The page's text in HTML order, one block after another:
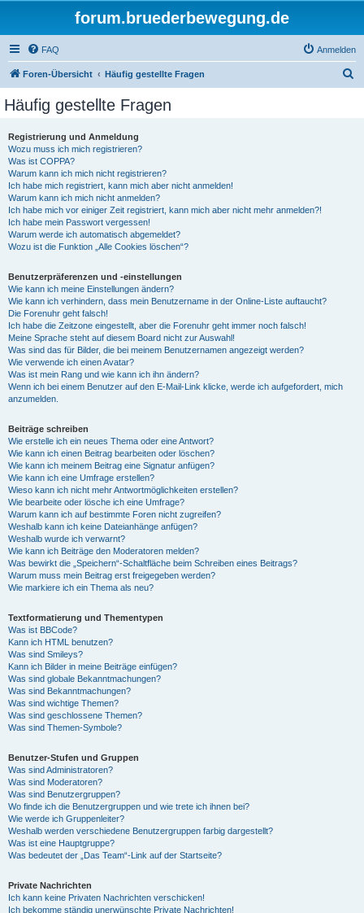
forum.bruederbewegung.de
FAQ Anmelden
Foren-Übersicht Häufig gestellte Fragen
Häufig gestellte Fragen
Registrierung und Anmeldung
Wozu muss ich mich registrieren?
Was ist COPPA?
Warum kann ich mich nicht registrieren?
Ich habe mich registriert, kann mich aber nicht anmelden!
Warum kann ich mich nicht anmelden?
Ich habe mich vor einiger Zeit registriert, kann mich aber nicht mehr anmelden?!
Ich habe mein Passwort vergessen!
Warum werde ich automatisch abgemeldet?
Wozu ist die Funktion „Alle Cookies löschen“?
Benutzerpräferenzen und -einstellungen
Wie kann ich meine Einstellungen ändern?
Wie kann ich verhindern, dass mein Benutzername in der Online-Liste auftaucht?
Die Forenuhr geht falsch!
Ich habe die Zeitzone eingestellt, aber die Forenuhr geht immer noch falsch!
Meine Sprache steht auf diesem Board nicht zur Auswahl!
Was sind das für Bilder, die bei meinem Benutzernamen angezeigt werden?
Wie verwende ich einen Avatar?
Was ist mein Rang und wie kann ich ihn ändern?
Wenn ich bei einem Benutzer auf den E-Mail-Link klicke, werde ich aufgefordert, mich
anzumelden.
Beiträge schreiben
Wie erstelle ich ein neues Thema oder eine Antwort?
Wie kann ich einen Beitrag bearbeiten oder löschen?
Wie kann ich meinem Beitrag eine Signatur anfügen?
Wie kann ich eine Umfrage erstellen?
Wieso kann ich nicht mehr Antwortmöglichkeiten erstellen?
Wie bearbeite oder lösche ich eine Umfrage?
Warum kann ich auf bestimmte Foren nicht zugreifen?
Weshalb kann ich keine Dateianhänge anfügen?
Weshalb wurde ich verwarnt?
Wie kann ich Beiträge den Moderatoren melden?
Was bewirkt die „Speichern“-Schaltfläche beim Schreiben eines Beitrags?
Warum muss mein Beitrag erst freigegeben werden?
Wie markiere ich ein Thema als neu?
Textformatierung und Thementypen
Was ist BBCode?
Kann ich HTML benutzen?
Was sind Smileys?
Kann ich Bilder in meine Beiträge einfügen?
Was sind globale Bekanntmachungen?
Was sind Bekanntmachungen?
Was sind wichtige Themen?
Was sind geschlossene Themen?
Was sind Themen-Symbole?
Benutzer-Stufen und Gruppen
Was sind Administratoren?
Was sind Moderatoren?
Was sind Benutzergruppen?
Wo finde ich die Benutzergruppen und wie trete ich ihnen bei?
Wie werde ich Gruppenleiter?
Weshalb werden verschiedene Benutzergruppen farbig dargestellt?
Was ist eine Hauptgruppe?
Was bedeutet der „Das Team“-Link auf der Startseite?
Private Nachrichten
Ich kann keine Privaten Nachrichten verschicken!
Ich bekomme ständig unerwünschte Private Nachrichten!